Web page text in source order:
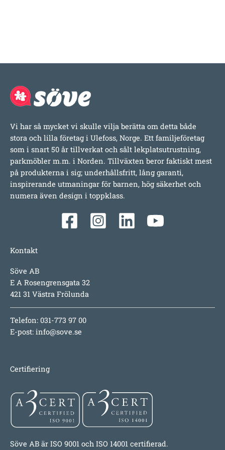
Vi har så mycket vi skulle vilja berätta om detta både
stora och lilla företag i Ulefoss, Norge. Ett familjeföretag
som i snart 50 år tillverkat och sålt lekplatsutrustning,
parkmöbler m.m. i Norden. Tillväxten beror faktiskt mest
på produkterna i sig; underhållsfritt, lång garanti,
inspirerande utmaningar för barnen, hög säkerhet och
numera även design i toppklass.
Kontakt
Söve AB
E A Rosengrensgata 32
421 31 Västra Frölunda
Telefon: 031-773 97 00
E-post: info@sove.se
Certifiering
Söve AB är ISO 9001 och ISO 14001 certifierad.